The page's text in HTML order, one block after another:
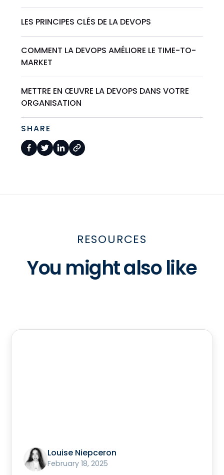
LES PRINCIPES CLÉS DE LA DEVOPS
COMMENT LA DEVOPS AMÉLIORE LE TIME-TO-
MARKET
METTRE EN ŒUVRE LA DEVOPS DANS VOTRE
ORGANISATION
SHARE
RESOURCES
You might also like
Louise Niepceron
February 18, 2025